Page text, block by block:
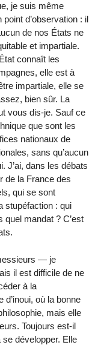
je suis même
d’observation : il
de nos États ne
et impartiale.
connaît les
elle est à
impartiale, elle se
bien sûr. La
vous dis-je. Sauf ce
que sont les
nationaux de
sans qu’aucun
J’ai, dans les débats
de la France des
qui se sont
stupéfaction : qui
quel mandat ? C’est
— je
il est difficile de ne
à la
où la bonne
mais elle
Toujours est-il
développer. Elle